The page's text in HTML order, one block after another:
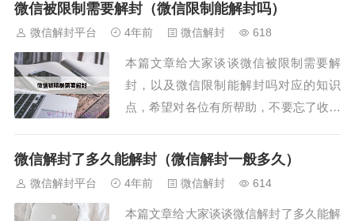
微信被限制需要解封（微信限制能解封吗）
微信解封平台 4年前 微信解封 618
本篇文章给大家谈谈微信被限制需要解
封，以及微信限制能解封吗对应的知识
点，希望对各位有所帮助，不要忘了收藏
制了怎么解除限制？2、微信被权限怎样
微信解封了多久能解封（微信解封一般多久）
微信解封平台 4年前 微信解封 614
本篇文章给大家谈谈微信解封了多久能解